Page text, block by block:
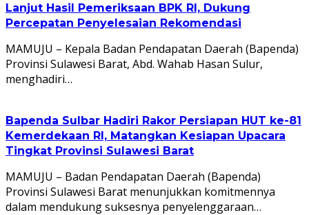
Lanjut Hasil Pemeriksaan BPK RI, Dukung
Percepatan Penyelesaian Rekomendasi
MAMUJU – Kepala Badan Pendapatan Daerah (Bapenda)
Provinsi Sulawesi Barat, Abd. Wahab Hasan Sulur,
menghadiri…
Bapenda Sulbar Hadiri Rakor Persiapan HUT ke-81
Kemerdekaan RI, Matangkan Kesiapan Upacara
Tingkat Provinsi Sulawesi Barat
MAMUJU – Badan Pendapatan Daerah (Bapenda)
Provinsi Sulawesi Barat menunjukkan komitmennya
dalam mendukung suksesnya penyelenggaraan…